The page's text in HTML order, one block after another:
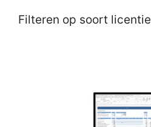
Filteren op soort licentie